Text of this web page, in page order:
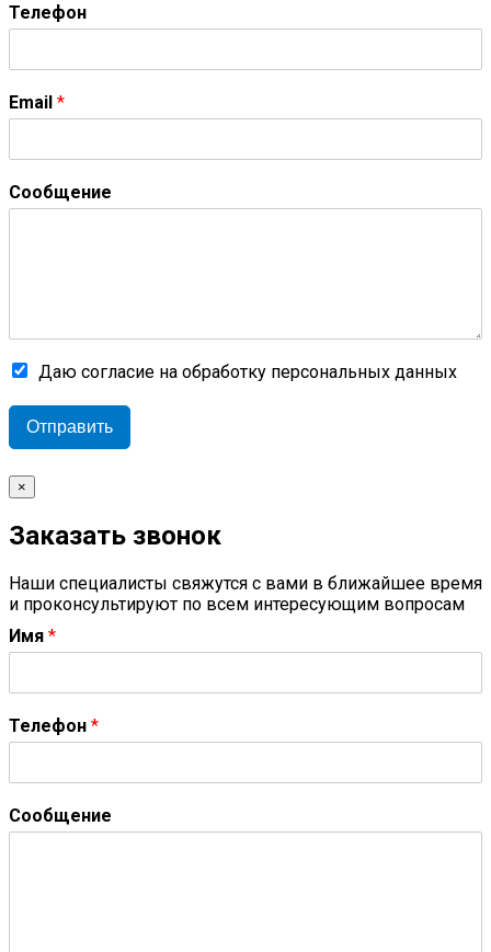
Телефон
Email *
Сообщение
Даю согласие на обработку персональных данных
Отправить
×
Заказать звонок
Наши специалисты свяжутся с вами в ближайшее время
и проконсультируют по всем интересующим вопросам
Имя *
Телефон *
Сообщение